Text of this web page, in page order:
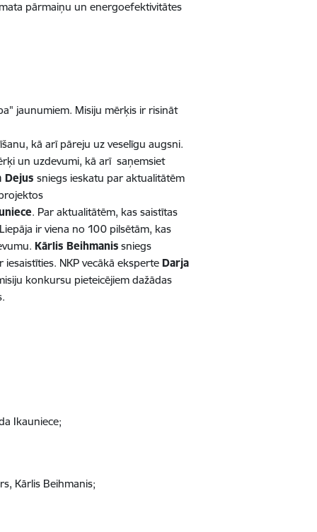
pārmaiņu un energoefektivitātes
jaunumiem. Misiju mērķis ir risināt
kā arī pāreju uz veselīgu augsni.
un uzdevumi, kā arī saņemsiet
Dejussniegs ieskatu par aktualitātēm
. Par aktualitātēm, kas saistītas
Liepāja ir viena no 100 pilsētām, kas
Kārlis Beihmanis sniegs
iesaistīties. NKP vecākā eksperteDarja
konkursu pieteicējiem dažādas
Ikauniece;
Kārlis Beihmanis;